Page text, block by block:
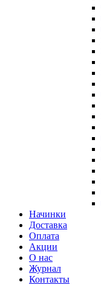
Начинки
Доставка
Оплата
Акции
О нас
Журнал
Контакты